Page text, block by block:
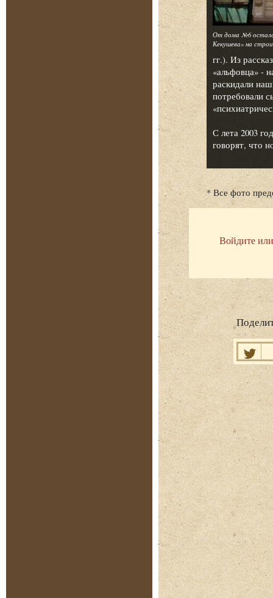
От дома №6
Кекушева» на
гг.). Из
«альфовца» -
раскидали
потребовали
С лета 2003
говорят, что
* Все фото
Войдите